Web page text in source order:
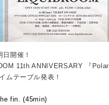
日開催！
11th ANNIVERSARY 『
ムテーブル発表！
fin. (45min)